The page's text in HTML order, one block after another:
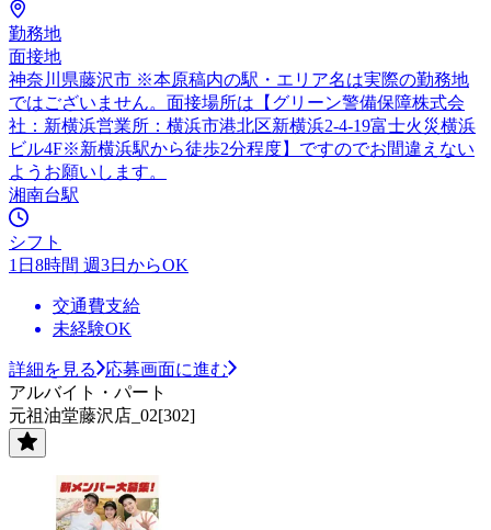
勤務地
面接地
神奈川県藤沢市 ※本原稿内の駅・エリア名は実際の勤務地
ではございません。面接場所は【グリーン警備保障株式会
社：新横浜営業所：横浜市港北区新横浜2-4-19富士火災横浜
ビル4F※新横浜駅から徒歩2分程度】ですのでお間違えない
ようお願いします。
湘南台駅
シフト
1日8時間 週3日からOK
交通費支給
未経験OK
詳細を見る
応募画面に進む
アルバイト・パート
元祖油堂藤沢店_02[302]